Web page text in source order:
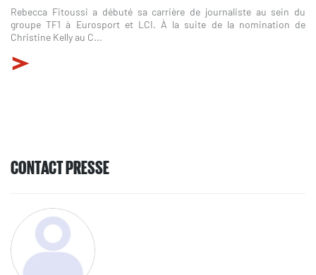
Rebecca Fitoussi a débuté sa carrière de journaliste au sein du
groupe TF1 à Eurosport et LCI. À la suite de la nomination de
Christine Kelly au C...
CONTACT PRESSE